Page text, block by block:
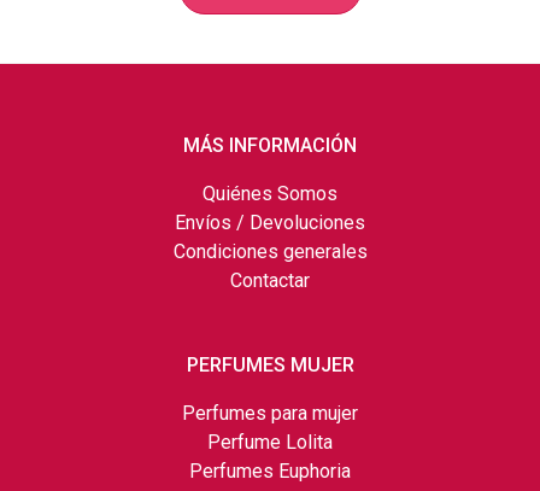
MÁS INFORMACIÓN
Quiénes Somos
Envíos / Devoluciones
Condiciones generales
Contactar
PERFUMES MUJER
Perfumes para mujer
Perfume Lolita
Perfumes Euphoria